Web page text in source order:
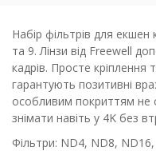
Набір фільтрів для
та 9. Лінзи від Freewell
кадрів. Просте кріплення
гарантують позитивні
особливим покриттям не
знімати навіть у 4K без
Фільтри: ND4, ND8,